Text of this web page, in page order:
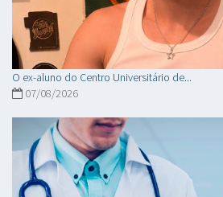
O ex-aluno do Centro Universitário de...
07/08/2026